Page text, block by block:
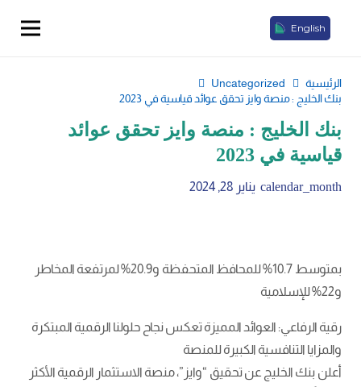
English
الرئيسية
Uncategorized
بنك الخليج : منصة وايز تحقق عوائد قياسية في 2023
بنك الخليج : منصة وايز تحقق عوائد
قياسية في 2023
calendar_month يناير 28, 2024
بمتوسط 10.7% للمحافظ المتحفظة و20.9% لمرتفعة المخاطر
و22% للإسلامية
رقية الرفاعي: العوائد المميزة تعكس نجاح حلولنا الرقمية المبتكرة
والمزايا التنافسية الكبيرة للمنصة
أعلن بنك الخليج عن تحقيق “وايز”، منصة الاستثمار الرقمية الأكثر